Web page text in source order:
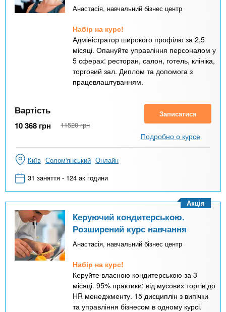
Анастасія, навчальний бізнес центр
Набір на курс!
Адміністратор широкого профілю за 2,5
місяці. Опануйте управління персоналом у
5 сферах: ресторан, салон, готель, клініка,
торговий зал. Диплом та допомога з
працевлаштуванням.
Вартість
10 368 грн 11520 грн
Записатися
Подробно о курсе
Київ Солом'янський Онлайн
31 заняття - 124 ак години
Керуючий кондитерською.
Розширений курс навчання
Анастасія, навчальний бізнес центр
Набір на курс!
Керуйте власною кондитерською за 3
місяці. 95% практики: від мусових тортів до
HR менеджменту. 15 дисциплін з випічки
та управління бізнесом в одному курсі.
Акція